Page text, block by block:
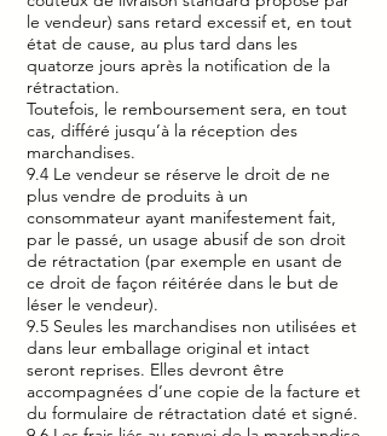
le vendeur) sans retard excessif et, en tout
état de cause, au plus tard dans les
quatorze jours après la notification de la
rétractation.
Toutefois, le remboursement sera, en tout
cas, différé jusqu’à la réception des
marchandises.
9.4 Le vendeur se réserve le droit de ne
plus vendre de produits à un
consommateur ayant manifestement fait,
par le passé, un usage abusif de son droit
de rétractation (par exemple en usant de
ce droit de façon réitérée dans le but de
léser le vendeur).
9.5 Seules les marchandises non utilisées et
dans leur emballage original et intact
seront reprises. Elles devront être
accompagnées d’une copie de la facture et
du formulaire de rétractation daté et signé.